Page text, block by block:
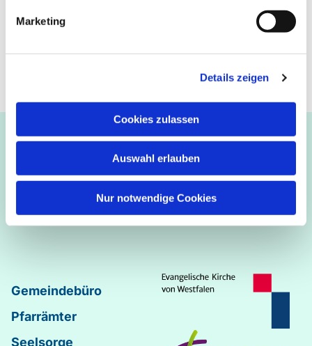
Marketing
Details zeigen
Cookies zulassen
Auswahl erlauben
Nur notwendige Cookies
Ev.-luth. Kirchengemeinde Paderborn
Bastfelder Weg 30 - 33098 Paderborn
05251/5002-32 und 5002-33
Martin-Luther–Markus–Matthäus
Johannes–Lukas
Gemeindebüro
Pfarrämter
Seelsorge